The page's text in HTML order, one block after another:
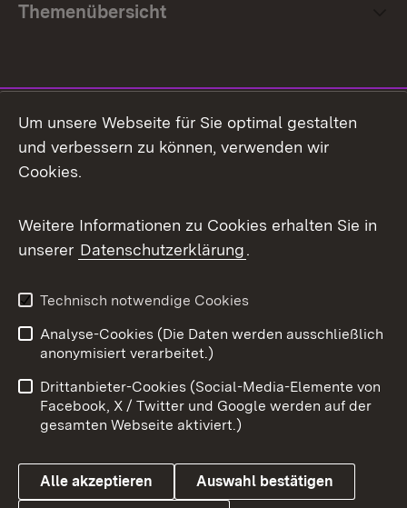
Themenübersicht
Facebook
X / Twitter
Youtube
Impressum
Kontakt
Barrierefreiheit
Datenschutz
Cookies
Um unsere Webseite für Sie optimal gestalten
und verbessern zu können, verwenden wir
Cookies.
Weitere Informationen zu Cookies erhalten Sie in
unserer Datenschutzerklärung.
Technisch notwendige Cookies
Analyse-Cookies (Die Daten werden ausschließlich
anonymisiert verarbeitet.)
Drittanbieter-Cookies (Social-Media-Elemente von
Facebook, X / Twitter und Google werden auf der
gesamten Webseite aktiviert.)
Alle akzeptieren Auswahl bestätigen